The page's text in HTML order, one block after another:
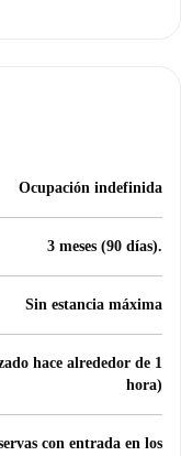
Ocupación indefinida
3 meses (90 días).
Sin estancia máxima
hace alrededor de 1
hora)
con entrada en los